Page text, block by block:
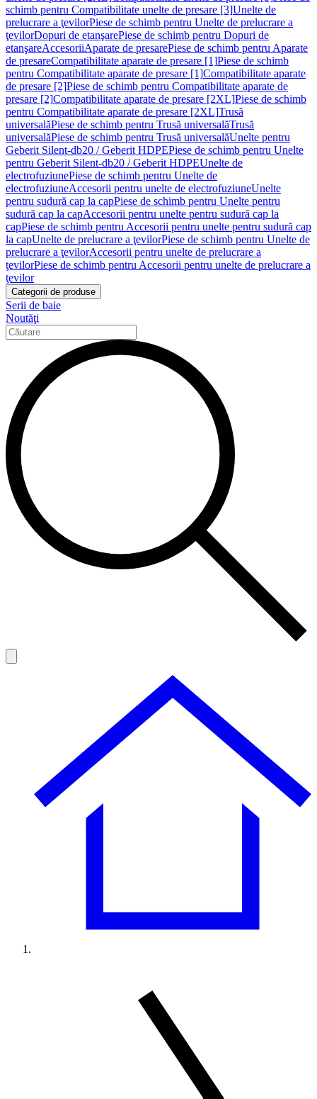
schimb pentru Compatibilitate unelte de presare [3]Unelte de
prelucrare a ţevilorPiese de schimb pentru Unelte de prelucrare a
ţevilorDopuri de etanşarePiese de schimb pentru Dopuri de
etanşareAccesoriiAparate de presarePiese de schimb pentru Aparate
de presareCompatibilitate aparate de presare [1]Piese de schimb
pentru Compatibilitate aparate de presare [1]Compatibilitate aparate
de presare [2]Piese de schimb pentru Compatibilitate aparate de
presare [2]Compatibilitate aparate de presare [2XL]Piese de schimb
pentru Compatibilitate aparate de presare [2XL]Trusă
universalăPiese de schimb pentru Trusă universalăTrusă
universalăPiese de schimb pentru Trusă universalăUnelte pentru
Geberit Silent-db20 / Geberit HDPEPiese de schimb pentru Unelte
pentru Geberit Silent-db20 / Geberit HDPEUnelte de
electrofuziunePiese de schimb pentru Unelte de
electrofuziuneAccesorii pentru unelte de electrofuziuneUnelte
pentru sudură cap la capPiese de schimb pentru Unelte pentru
sudură cap la capAccesorii pentru unelte pentru sudură cap la
capPiese de schimb pentru Accesorii pentru unelte pentru sudură cap
la capUnelte de prelucrare a ţevilorPiese de schimb pentru Unelte de
prelucrare a ţevilorAccesorii pentru unelte de prelucrare a
ţevilorPiese de schimb pentru Accesorii pentru unelte de prelucrare a
ţevilor
Categorii de produse
Serii de baie
Noutăţi